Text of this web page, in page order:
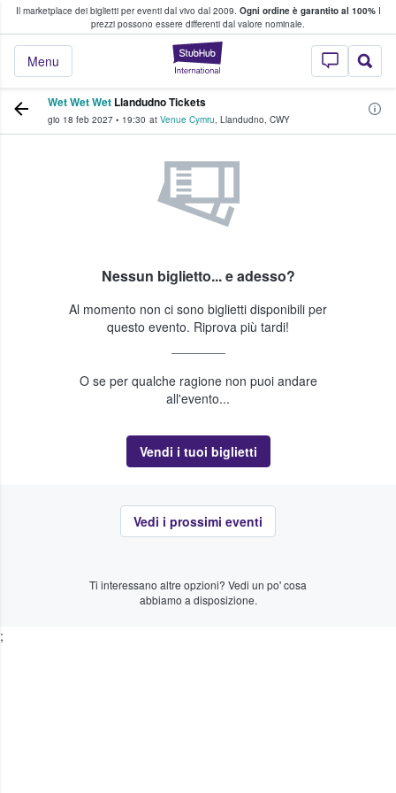
Il marketplace dei biglietti per eventi dal vivo dal 2009. Ogni ordine è garantito al 100%I
prezzi possono essere differenti dal valore nominale.
StubHub - Dove
Menu
fan comprano e vendono biglietti
Wet Wet Wet Llandudno Tickets
gio 18 feb 2027 • 19:30 at Venue Cymru, Llandudno, CWY
Nessun biglietto... e adesso?
Al momento non ci sono biglietti disponibili per
questo evento. Riprova più tardi!
O se per qualche ragione non puoi andare
all'evento...
Vendi i tuoi biglietti
Vedi i prossimi eventi
Ti interessano altre opzioni? Vedi un po' cosa
abbiamo a disposizione.
;